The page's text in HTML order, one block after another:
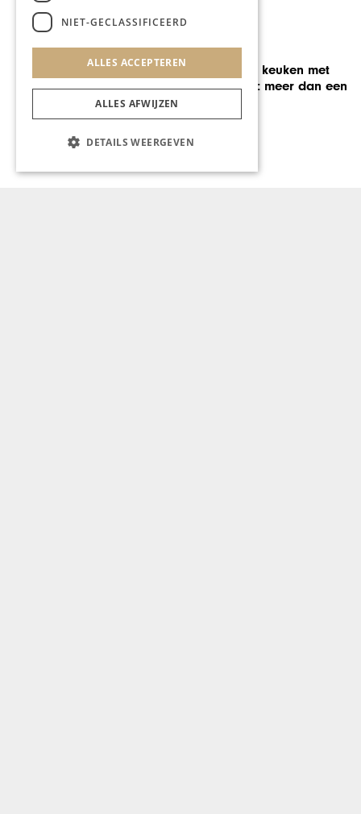
LINK
Een nieuwe keuken met
kookeiland: meer dan een
trend
NIET-GECLASSIFICEERD
ALLES ACCEPTEREN
ALLES AFWIJZEN
DETAILS WEERGEVEN